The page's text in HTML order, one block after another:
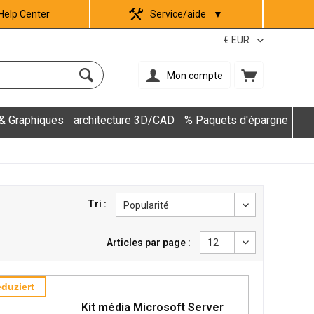
Center Service/aide ▼
Mon compte
Graphiques architecture 3D/CAD % Paquets d'épargne
Tri :
Articles par page :
Kit média Microsoft Server